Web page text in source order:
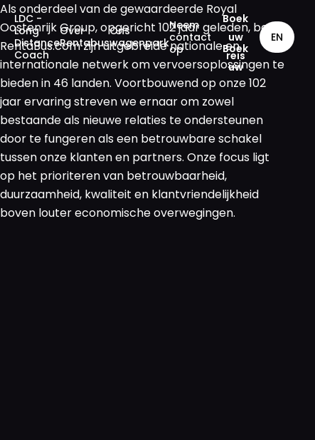
LDC -
Long
Distance
Coach
Over
Rentabus
Ons
wagenpark
Neem
contact
op
Boek
uw
reis
EN
Langeafstandsbussen
Over Rentabus
Ons wagenpark
Neem contact met
Als onderdeel van de gewaardeerde Royal
Oostenrijk Group, opgericht 102 jaar geleden, benut
RentaBus.com zijn uitgebreide nationale en
internationale netwerk om vervoersoplossingen te
bieden in 46 landen. Voortbouwend op onze 102
jaar ervaring streven we ernaar om zowel
bestaande als nieuwe relaties te ondersteunen
door te fungeren als een betrouwbare schakel
tussen onze klanten en partners. Onze focus ligt
op het prioriteren van betrouwbaarheid,
duurzaamheid, kwaliteit en klantvriendelijkheid
boven louter economische overwegingen.